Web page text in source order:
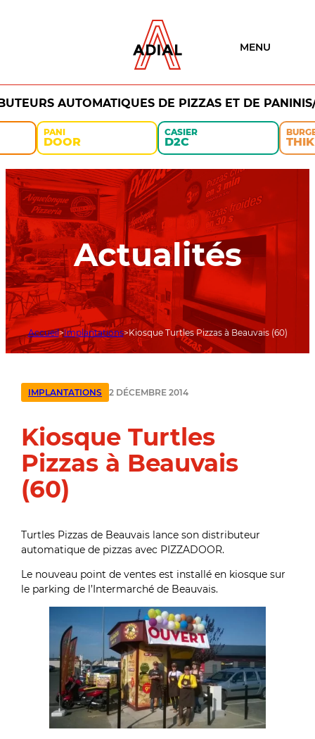
MENU
AUTOMATIQUES DE PIZZAS ET DE
PANI
DOOR
CASIER
D2C THIK
Actualités
Accueil Implantations Kiosque Turtles Pizzas à Beauvais (60)
IMPLANTATIONS 2 DÉCEMBRE 2014
Kiosque Turtles
Pizzas à Beauvais
(60)
Turtles Pizzas de Beauvais lance son distributeur
automatique de pizzas avec PIZZADOOR.
Le nouveau point de ventes est installé en kiosque sur
le parking de l’Intermarché de Beauvais.